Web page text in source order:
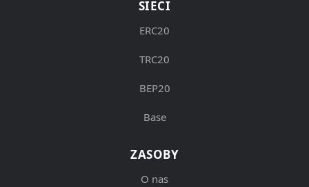
SIECI
ERC20
TRC20
BEP20
Base
ZASOBY
O nas